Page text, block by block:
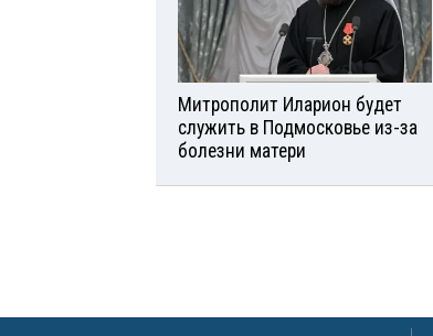
Митрополит Иларион будет
служить в Подмосковье из-за
болезни матери